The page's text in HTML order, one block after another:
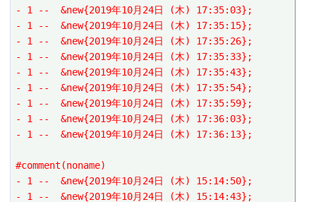
- 1 --  &new{2019年10月24日 (木) 17:35:03};
- 1 --  &new{2019年10月24日 (木) 17:35:15};
- 1 --  &new{2019年10月24日 (木) 17:35:26};
- 1 --  &new{2019年10月24日 (木) 17:35:33};
- 1 --  &new{2019年10月24日 (木) 17:35:43};
- 1 --  &new{2019年10月24日 (木) 17:35:54};
- 1 --  &new{2019年10月24日 (木) 17:35:59};
- 1 --  &new{2019年10月24日 (木) 17:36:03};
- 1 --  &new{2019年10月24日 (木) 17:36:13};
#comment(noname)
- 1 --  &new{2019年10月24日 (木) 15:14:50};
- 1 --  &new{2019年10月24日 (木) 15:14:43};